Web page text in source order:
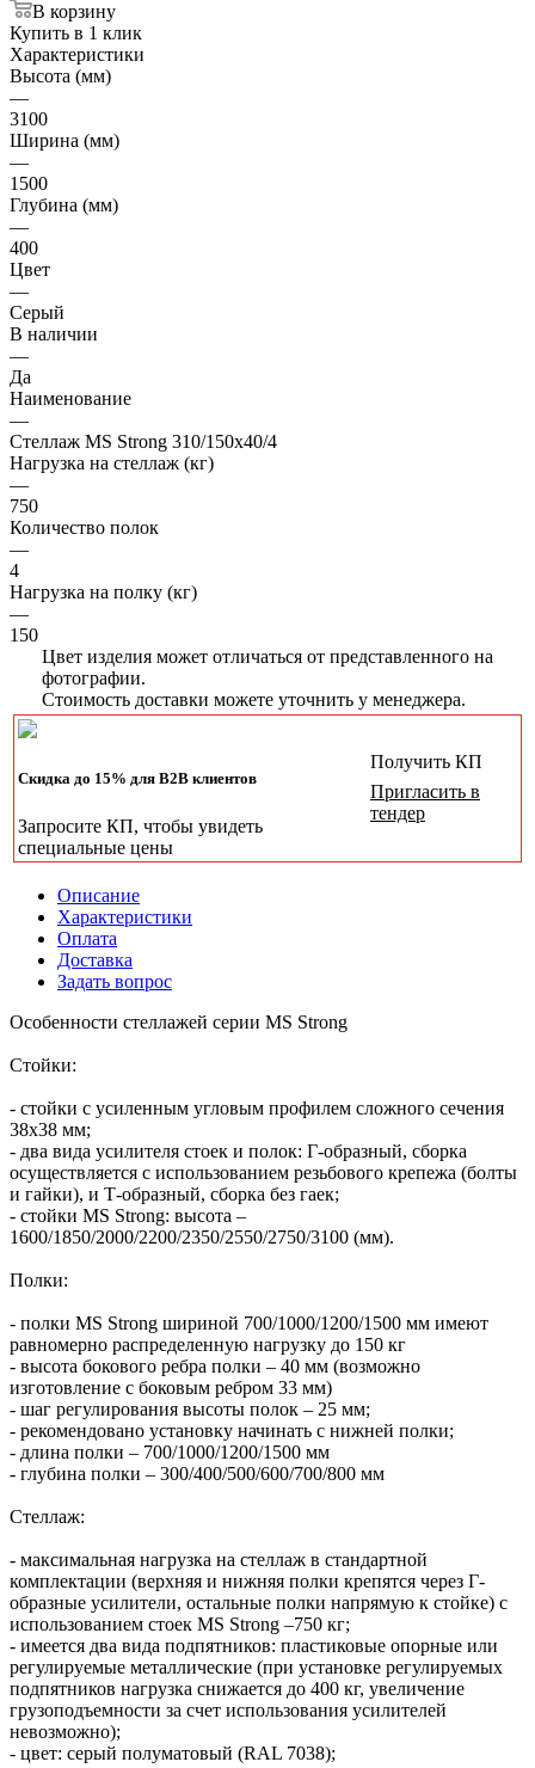
В корзину
Купить в 1 клик
Характеристики
Высота (мм)
—
3100
Ширина (мм)
—
1500
Глубина (мм)
—
400
Цвет
—
Серый
В наличии
—
Да
Наименование
—
Стеллаж MS Strong 310/150х40/4
Нагрузка на стеллаж (кг)
—
750
Количество полок
—
4
Нагрузка на полку (кг)
—
150
Цвет изделия может отличаться от представленного на
фотографии.
Стоимость доставки можете уточнить у менеджера.
Скидка до 15% для B2B клиентов
Запросите КП, чтобы увидеть
специальные цены
Получить КП
Пригласить в
тендер
Описание
Характеристики
Оплата
Доставка
Задать вопрос
Особенности стеллажей серии MS Strong
Стойки:
- стойки с усиленным угловым профилем сложного сечения
38х38 мм;
- два вида усилителя стоек и полок: Г-образный, сборка
осуществляется с использованием резьбового крепежа (болты
и гайки), и Т-образный, сборка без гаек;
- стойки MS Strong: высота –
1600/1850/2000/2200/2350/2550/2750/3100 (мм).
Полки:
- полки MS Strong шириной 700/1000/1200/1500 мм имеют
равномерно распределенную нагрузку до 150 кг
- высота бокового ребра полки – 40 мм (возможно
изготовление с боковым ребром 33 мм)
- шаг регулирования высоты полок – 25 мм;
- рекомендовано установку начинать с нижней полки;
- длина полки – 700/1000/1200/1500 мм
- глубина полки – 300/400/500/600/700/800 мм
Стеллаж:
- максимальная нагрузка на стеллаж в стандартной
комплектации (верхняя и нижняя полки крепятся через Г-
образные усилители, остальные полки напрямую к стойке) с
использованием стоек MS Strong –750 кг;
- имеется два вида подпятников: пластиковые опорные или
регулируемые металлические (при установке регулируемых
подпятников нагрузка снижается до 400 кг, увеличение
грузоподъемности за счет использования усилителей
невозможно);
- цвет: серый полуматовый (RAL 7038);